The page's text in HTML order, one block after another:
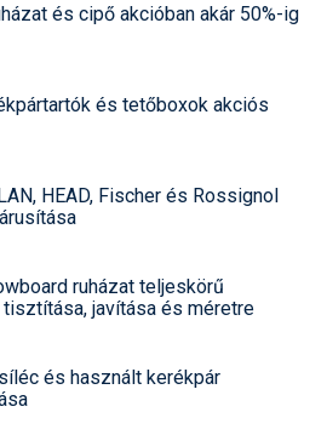
és cipő akcióban akár 50%-ig
és tetőboxok akciós
HEAD, Fischer és Rossignol
ruházat teljeskörű
javítása és méretre
és használt kerékpár